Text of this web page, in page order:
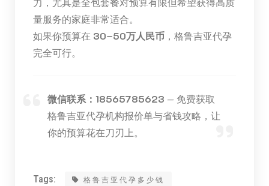
量服务的家庭非常适合。
如果你预算在 30–50万人民币，格鲁吉亚代孕
完全可行。
微信联系：18565785623 — 免费获取
格鲁吉亚代孕机构报价单与省钱攻略，让
你的预算花在刀刃上。
Tags: 格鲁吉亚代孕多少钱